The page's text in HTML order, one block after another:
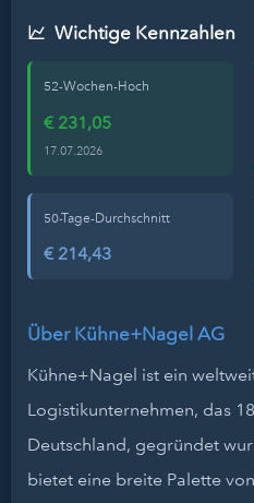
Wichtige Kennzahlen
52-Wochen-Hoch
€ 231,05
17.07.2026
50-Tage-Durchschnitt
€ 214,43
Über Kühne+Nagel AG
Kühne+Nagel ist ein
Logistikunternehmen, das
Deutschland, gegründet
bietet eine breite Palette